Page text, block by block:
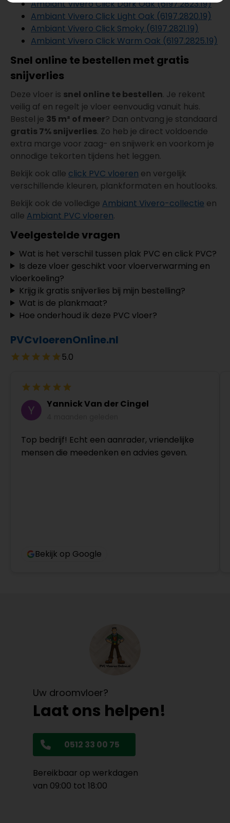
Ambiant Vivero Click Dark Oak (6197.2823.19)
Ambiant Vivero Click Light Oak (6197.2820.19)
Ambiant Vivero Click Smoky (6197.2821.19)
Ambiant Vivero Click Warm Oak (6197.2825.19)
Snel online te bestellen met gratis
snijverlies
Deze vloer is snel online te bestellen. Je rekent
veilig af en regelt je vloer eenvoudig vanuit huis.
Bestel je 35 m² of meer? Dan ontvang je standaard
gratis 7% snijverlies. Zo heb je direct voldoende
extra marge voor zaag- en snijwerk en voorkom je
onnodige tekorten tijdens het leggen.
Bekijk ook alle click PVC vloeren en vergelijk
verschillende kleuren, plankformaten en houtlooks.
Bekijk ook de volledige Ambiant Vivero-collectie en
alle Ambiant PVC vloeren.
Veelgestelde vragen
Wat is het verschil tussen plak PVC en click PVC?
Is deze vloer geschikt voor vloerverwarming en
vloerkoeling?
Krijg ik gratis snijverlies bij mijn bestelling?
Wat is de plankmaat?
Hoe onderhoud ik deze PVC vloer?
PVCvloerenOnline.nl
5.0
Yannick Van der Cingel
Top bedrijf! Echt een aanrader, vriendelijke
mensen die meedenken en advies geven.
Bekijk op Google
Uw droomvloer?
Laat ons helpen!
0512 33 00 75
Bereikbaar op werkdagen
van 09:00 tot 18:00